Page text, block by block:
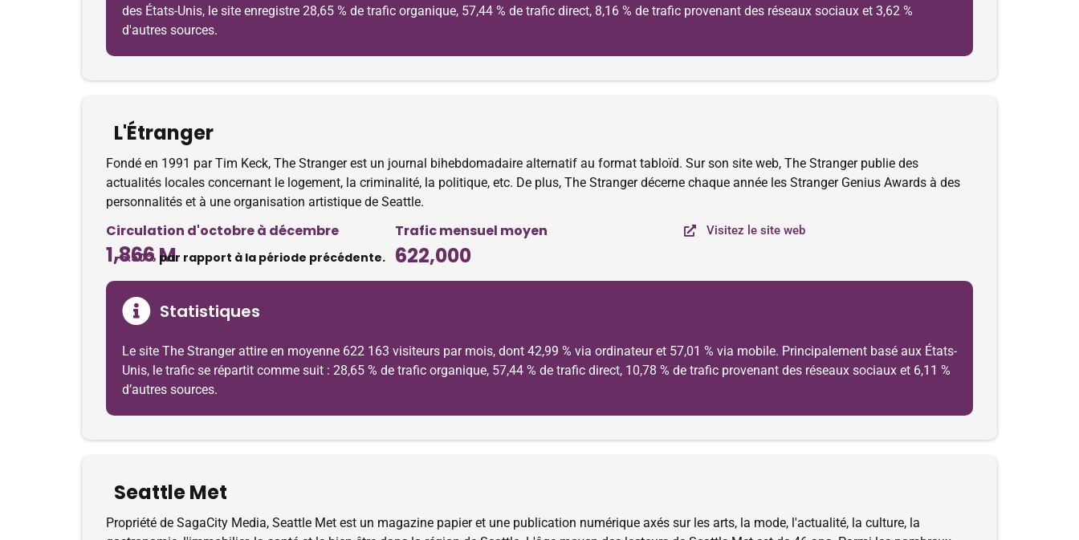
des États-Unis, le site enregistre 28,65 % de trafic organique, 57,44 % de trafic direct, 8,16 % de trafic provenant des réseaux sociaux et 3,62 %
d'autres sources.
L'Étranger
Fondé en 1991 par Tim Keck, The Stranger est un journal bihebdomadaire alternatif au format tabloïd. Sur son site web, The Stranger publie des
actualités locales concernant le logement, la criminalité, la politique, etc. De plus, The Stranger décerne chaque année les Stranger Genius Awards à des
personnalités et à une organisation artistique de Seattle.
Circulation d'octobre à décembre
1,866 M
-6.50% par rapport à la période précédente.
Trafic mensuel moyen
622,000
Visitez le site web
Statistiques
Le site The Stranger attire en moyenne 622 163 visiteurs par mois, dont 42,99 % via ordinateur et 57,01 % via mobile. Principalement basé aux États-
Unis, le trafic se répartit comme suit : 28,65 % de trafic organique, 57,44 % de trafic direct, 10,78 % de trafic provenant des réseaux sociaux et 6,11 %
d’autres sources.
Seattle Met
Propriété de SagaCity Media, Seattle Met est un magazine papier et une publication numérique axés sur les arts, la mode, l'actualité, la culture, la